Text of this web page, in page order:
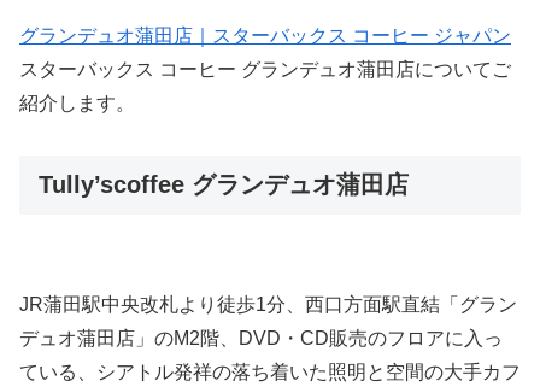
グランデュオ蒲田店｜スターバックス コーヒー ジャパン
スターバックス コーヒー グランデュオ蒲田店についてご
紹介します。
Tully’scoffee グランデュオ蒲田店
JR蒲田駅中央改札より徒歩1分、西口方面駅直結「グラン
デュオ蒲田店」のM2階、DVD・CD販売のフロアに入っ
ている、シアトル発祥の落ち着いた照明と空間の大手カフ